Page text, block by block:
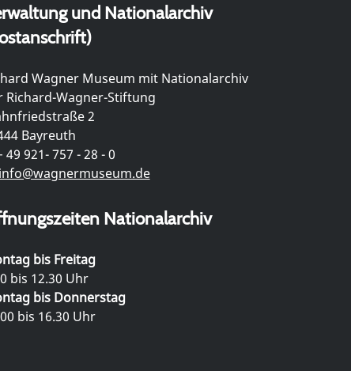
und Nationalarchiv
Wagner Museum mit Nationalarchiv
Richard-Wagner-Stiftung
2
Bayreuth
49 921- 757 - 28 - 0
info@wagnermuseum.de
Nationalarchiv
bis Freitag
bis 12.30 Uhr
bis Donnerstag
bis 16.30 Uhr